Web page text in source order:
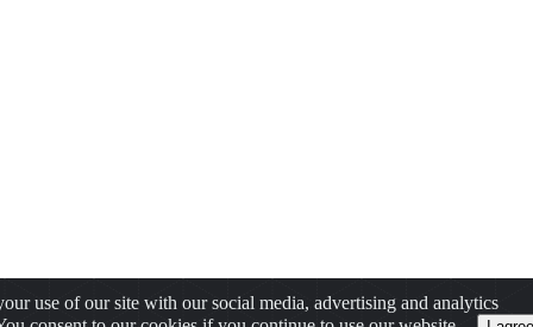
use of our site with our social media, advertising and analytics